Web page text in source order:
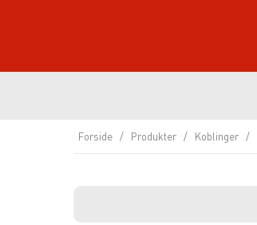
Forside / Produkter / Koblinger /